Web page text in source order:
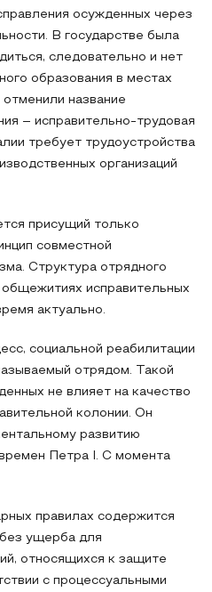
осужденных через
В государстве была
следовательно и нет
образования в местах
название
– исправительно-трудовая
требует трудоустройства
организаций
присущий только
совместной
Структура отрядного
исправительных
актуально.
социальной реабилитации
отрядом. Такой
не влияет на качество
колонии. Он
развитию
Петра I. С момента
правилах содержится
ущерба для
относящихся к защите
с процессуальными